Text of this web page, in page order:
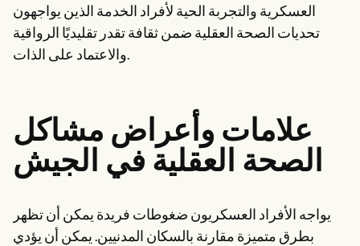
العسكرية والتجربة الحية لأفراد الخدمة الذين يواجهون
تحديات الصحة العقلية ضمن ثقافة تقدر تقليديًا الرواقية
والاعتماد على الذات.
علامات وأعراض مشاكل
الصحة العقلية في الجيش
يواجه الأفراد العسكريون ضغوطات فريدة يمكن أن تظهر
بطرق متميزة مقارنة بالسكان المدنيين. يمكن أن يؤدي